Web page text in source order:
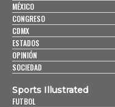
MÉXICO
CONGRESO
CDMX
ESTADOS
OPINIÓN
SOCIEDAD
Sports Illustrated
FUTBOL